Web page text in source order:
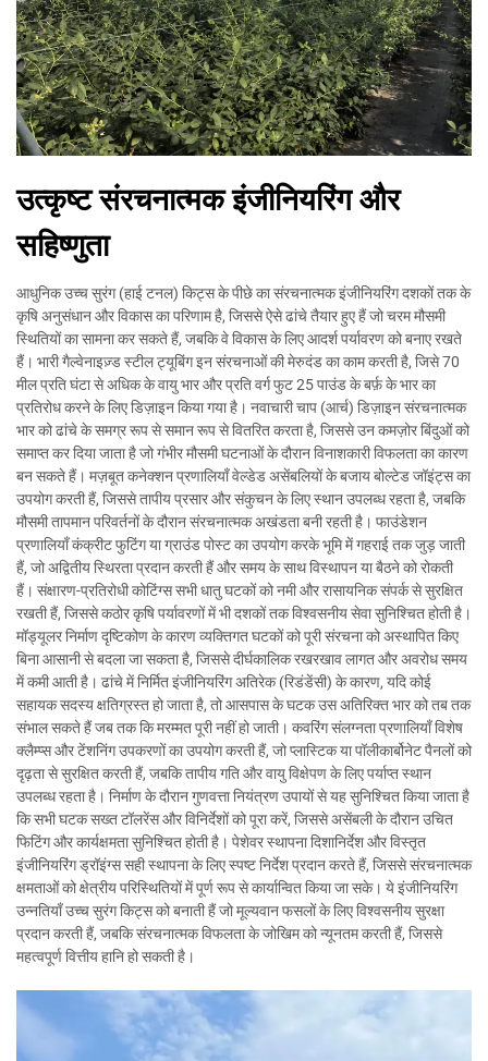
उत्कृष्ट संरचनात्मक इंजीनियरिंग और
सहिष्णुता
आधुनिक उच्च सुरंग (हाई टनल) किट्स के पीछे का संरचनात्मक इंजीनियरिंग दशकों तक के
कृषि अनुसंधान और विकास का परिणाम है, जिससे ऐसे ढांचे तैयार हुए हैं जो चरम मौसमी
स्थितियों का सामना कर सकते हैं, जबकि वे विकास के लिए आदर्श पर्यावरण को बनाए रखते
हैं। भारी गैल्वेनाइज़्ड स्टील ट्यूबिंग इन संरचनाओं की मेरुदंड का काम करती है, जिसे 70
मील प्रति घंटा से अधिक के वायु भार और प्रति वर्ग फुट 25 पाउंड के बर्फ़ के भार का
प्रतिरोध करने के लिए डिज़ाइन किया गया है। नवाचारी चाप (आर्च) डिज़ाइन संरचनात्मक
भार को ढांचे के समग्र रूप से समान रूप से वितरित करता है, जिससे उन कमज़ोर बिंदुओं को
समाप्त कर दिया जाता है जो गंभीर मौसमी घटनाओं के दौरान विनाशकारी विफलता का कारण
बन सकते हैं। मज़बूत कनेक्शन प्रणालियाँ वेल्डेड असेंबलियों के बजाय बोल्टेड जॉइंट्स का
उपयोग करती हैं, जिससे तापीय प्रसार और संकुचन के लिए स्थान उपलब्ध रहता है, जबकि
मौसमी तापमान परिवर्तनों के दौरान संरचनात्मक अखंडता बनी रहती है। फाउंडेशन
प्रणालियाँ कंक्रीट फुटिंग या ग्राउंड पोस्ट का उपयोग करके भूमि में गहराई तक जुड़ जाती
हैं, जो अद्वितीय स्थिरता प्रदान करती हैं और समय के साथ विस्थापन या बैठने को रोकती
हैं। संक्षारण-प्रतिरोधी कोटिंग्स सभी धातु घटकों को नमी और रासायनिक संपर्क से सुरक्षित
रखती हैं, जिससे कठोर कृषि पर्यावरणों में भी दशकों तक विश्वसनीय सेवा सुनिश्चित होती है।
मॉड्यूलर निर्माण दृष्टिकोण के कारण व्यक्तिगत घटकों को पूरी संरचना को अस्थापित किए
बिना आसानी से बदला जा सकता है, जिससे दीर्घकालिक रखरखाव लागत और अवरोध समय
में कमी आती है। ढांचे में निर्मित इंजीनियरिंग अतिरेक (रिडंडेंसी) के कारण, यदि कोई
सहायक सदस्य क्षतिग्रस्त हो जाता है, तो आसपास के घटक उस अतिरिक्त भार को तब तक
संभाल सकते हैं जब तक कि मरम्मत पूरी नहीं हो जाती। कवरिंग संलग्नता प्रणालियाँ विशेष
क्लैम्प्स और टेंशनिंग उपकरणों का उपयोग करती हैं, जो प्लास्टिक या पॉलीकार्बोनेट पैनलों को
दृढ़ता से सुरक्षित करती हैं, जबकि तापीय गति और वायु विक्षेपण के लिए पर्याप्त स्थान
उपलब्ध रहता है। निर्माण के दौरान गुणवत्ता नियंत्रण उपायों से यह सुनिश्चित किया जाता है
कि सभी घटक सख्त टॉलरेंस और विनिर्देशों को पूरा करें, जिससे असेंबली के दौरान उचित
फिटिंग और कार्यक्षमता सुनिश्चित होती है। पेशेवर स्थापना दिशानिर्देश और विस्तृत
इंजीनियरिंग ड्रॉइंग्स सही स्थापना के लिए स्पष्ट निर्देश प्रदान करते हैं, जिससे संरचनात्मक
क्षमताओं को क्षेत्रीय परिस्थितियों में पूर्ण रूप से कार्यान्वित किया जा सके। ये इंजीनियरिंग
उन्नतियाँ उच्च सुरंग किट्स को बनाती हैं जो मूल्यवान फसलों के लिए विश्वसनीय सुरक्षा
प्रदान करती हैं, जबकि संरचनात्मक विफलता के जोखिम को न्यूनतम करती हैं, जिससे
महत्वपूर्ण वित्तीय हानि हो सकती है।